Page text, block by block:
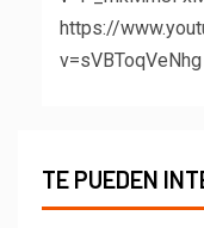
https://
v=sVBToqVeNhg
TE PUEDEN